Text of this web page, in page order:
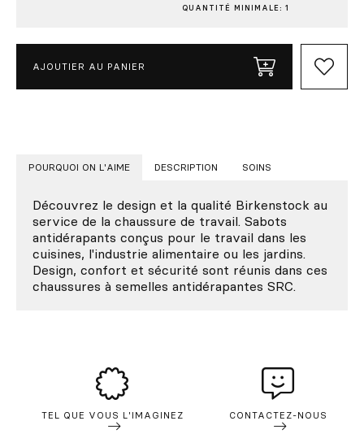
QUANTITÉ MINIMALE: 1
AJOUTIER AU PANIER
POURQUOI ON L'AIME DESCRIPTION SOINS
Découvrez le design et la qualité Birkenstock au
service de la chaussure de travail. Sabots
antidérapants conçus pour le travail dans les
cuisines, l'industrie alimentaire ou les jardins.
Design, confort et sécurité sont réunis dans ces
chaussures à semelles antidérapantes SRC.
TEL QUE VOUS L'IMAGINEZ CONTACTEZ-NOUS